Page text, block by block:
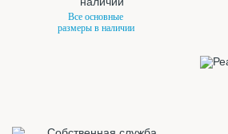
Все основные
размеры в наличии